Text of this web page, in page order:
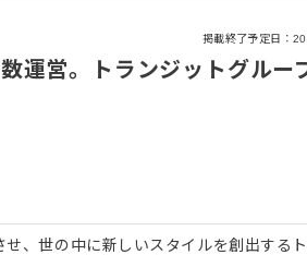
掲載終了予定日：
運営。トランジットグルー
、世の中に新しいスタイルを創出する